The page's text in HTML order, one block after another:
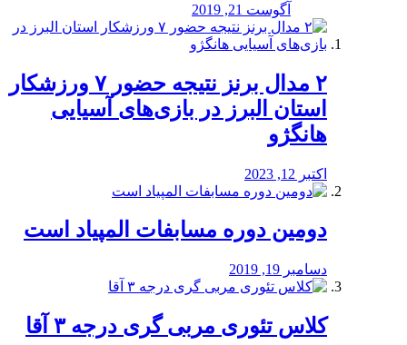
آگوست 21, 2019
۲ مدال برنز نتیجه حضور ۷ ورزشکار
استان البرز در بازی‌های آسیایی
هانگژو
اکتبر 12, 2023
دومین دوره مسابفات المپیاد است
دسامبر 19, 2019
کلاس تئوری مربی گری درجه ۳ آقا